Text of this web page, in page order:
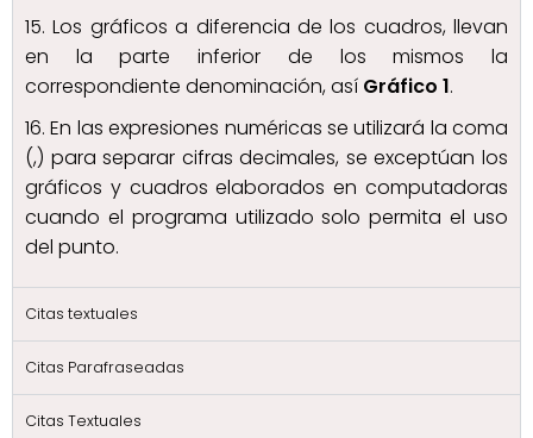
15. Los gráficos a diferencia de los cuadros, llevan
en la parte inferior de los mismos la
correspondiente denominación, así Gráfico 1.
16. En las expresiones numéricas se utilizará la coma
(,) para separar cifras decimales, se exceptúan los
gráficos y cuadros elaborados en computadoras
cuando el programa utilizado solo permita el uso
del punto.
Citas textuales
Citas Parafraseadas
Citas Textuales